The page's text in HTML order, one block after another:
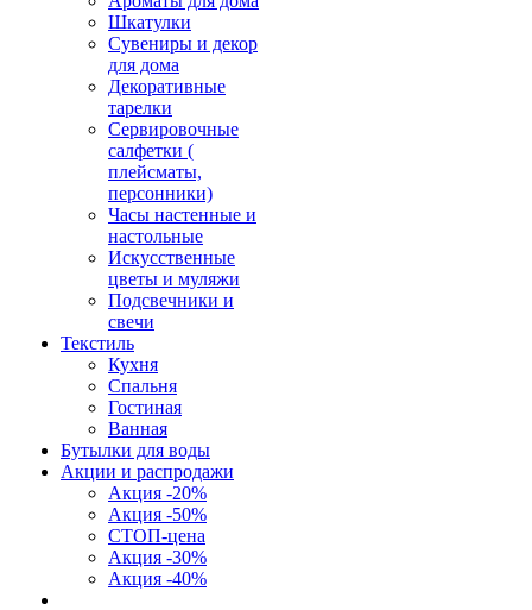
Шкатулки
Сувениры и декор
для дома
Декоративные
тарелки
Сервировочные
салфетки (
плейсматы,
персонники)
Часы настенные и
настольные
Искусственные
цветы и муляжи
Подсвечники и
свечи
Текстиль
Кухня
Спальня
Гостиная
Ванная
Бутылки для воды
Акции и распродажи
Акция -20%
Акция -50%
СТОП-цена
Акция -30%
Акция -40%